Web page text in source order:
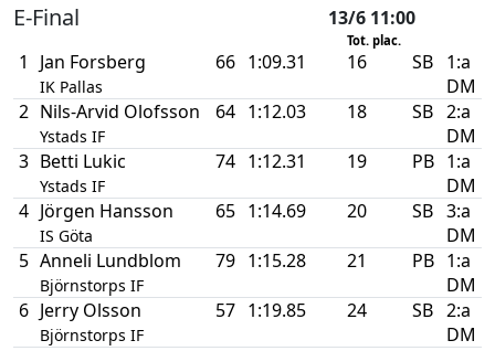
E-Final 13/6 11:00
Tot. plac.
1 Jan Forsberg
IK Pallas
66 1:09.31 16 SB
1:a
DM
2 Nils-Arvid Olofsson
Ystads IF
64 1:12.03 18 SB 2:a
DM
3 Betti Lukic
Ystads IF
74 1:12.31 19 PB 1:a
DM
4 Jörgen Hansson
IS Göta
65 1:14.69 20 SB 3:a
DM
5 Anneli Lundblom
Björnstorps IF
79 1:15.28 21 PB 1:a
DM
6 Jerry Olsson
Björnstorps IF
57 1:19.85 24 SB 2:a
DM